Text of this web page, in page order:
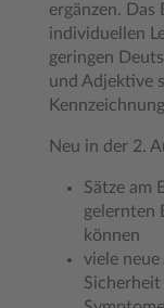
ergänzen.
individuellen
geringen
und Adjektive
Neu in der 2.
Sätze am
gelernten
können
viele neue